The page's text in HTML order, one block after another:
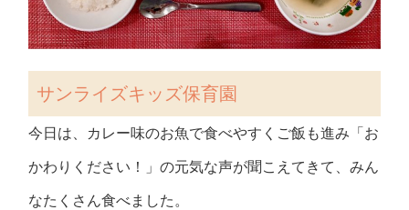
サンライズキッズ保育園
今日は、カレー味のお魚で食べやすくご飯も進み「お
かわりください！」の元気な声が聞こえてきて、みん
なたくさん食べました。